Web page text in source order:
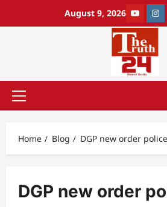
August 9, 2026
Home Blog DGP new order police
DGP new order